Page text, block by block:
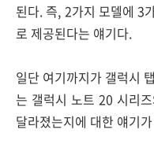
된다. 즉, 2가지 모델에 3
로 제공된다는 얘기다.
일단 여기까지가 갤럭시
는 갤럭시 노트 20 시리
달라졌는지에 대한 얘기